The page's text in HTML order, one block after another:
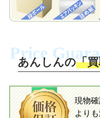
梱
送
入金完了
当
指
自宅でおもちゃを発送
だ
送
当
Price
あんしんの「
現物
より